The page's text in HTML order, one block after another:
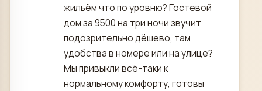
жильём что по уровню? Гостевой
дом за 9500 на три ночи звучит
подозрительно дёшево, там
удобства в номере или на улице?
Мы привыкли всё-таки к
нормальному комфорту, готовы